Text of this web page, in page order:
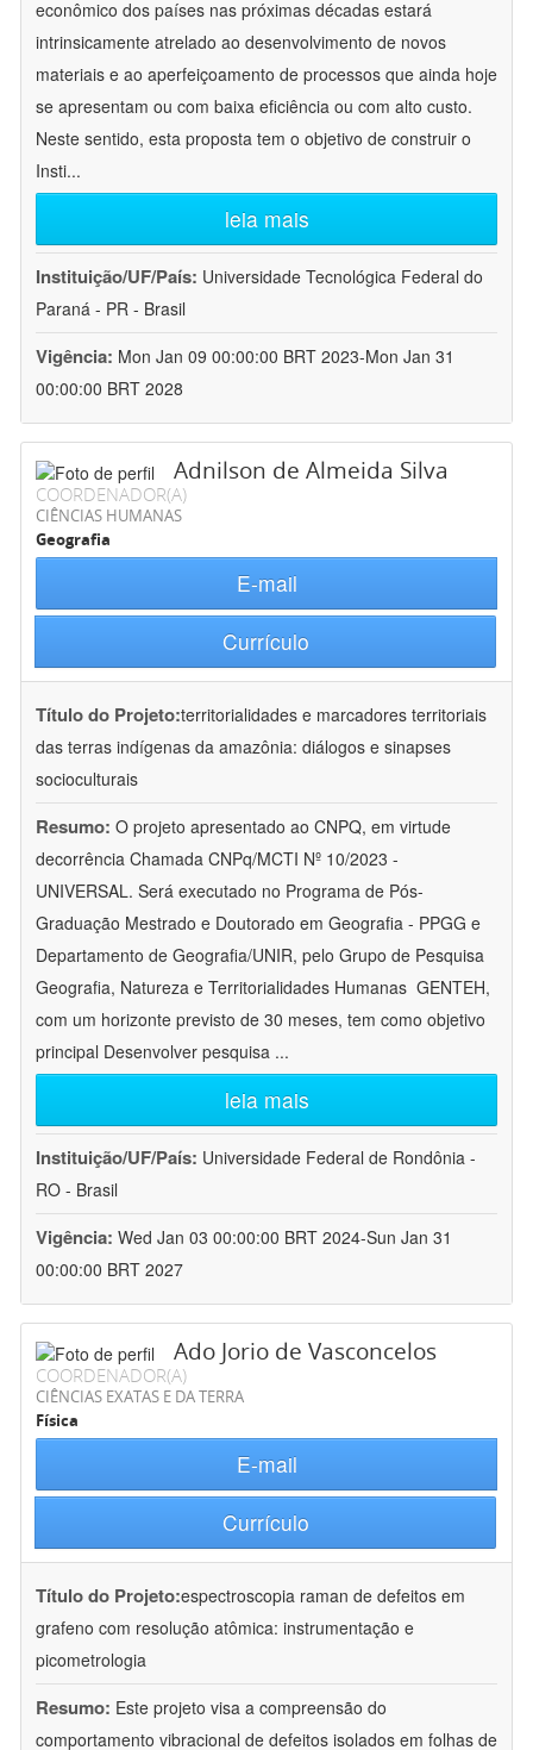
econômico dos países nas próximas décadas estará
intrinsicamente atrelado ao desenvolvimento de novos
materiais e ao aperfeiçoamento de processos que ainda hoje
se apresentam ou com baixa eficiência ou com alto custo.
Neste sentido, esta proposta tem o objetivo de construir o
Insti...
leia mais
Instituição/UF/País: Universidade Tecnológica Federal do
Paraná - PR - Brasil
Vigência: Mon Jan 09 00:00:00 BRT 2023-Mon Jan 31
00:00:00 BRT 2028
Adnilson de Almeida Silva
COORDENADOR(A)
CIÊNCIAS HUMANAS
Geografia
E-mail
Currículo
Título do Projeto:territorialidades e marcadores territoriais
das terras indígenas da amazônia: diálogos e sinapses
socioculturais
Resumo: O projeto apresentado ao CNPQ, em virtude
decorrência Chamada CNPq/MCTI Nº 10/2023 -
UNIVERSAL. Será executado no Programa de Pós-
Graduação Mestrado e Doutorado em Geografia - PPGG e
Departamento de Geografia/UNIR, pelo Grupo de Pesquisa
Geografia, Natureza e Territorialidades Humanas  GENTEH,
com um horizonte previsto de 30 meses, tem como objetivo
principal Desenvolver pesquisa ...
leia mais
Instituição/UF/País: Universidade Federal de Rondônia -
RO - Brasil
Vigência: Wed Jan 03 00:00:00 BRT 2024-Sun Jan 31
00:00:00 BRT 2027
Ado Jorio de Vasconcelos
COORDENADOR(A)
CIÊNCIAS EXATAS E DA TERRA
Física
E-mail
Currículo
Título do Projeto:espectroscopia raman de defeitos em
grafeno com resolução atômica: instrumentação e
picometrologia
Resumo: Este projeto visa a compreensão do
comportamento vibracional de defeitos isolados em folhas de